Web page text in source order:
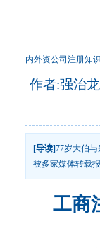
内外资公司注册知
作者:强治
[导读]77岁大伯
被多家媒体转载
工商